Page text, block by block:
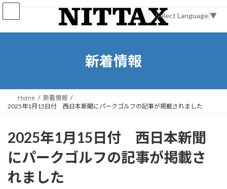
コ
ン
ナ
ー
新着情報
Home
新着情報
2025年1月15日付 西日本新聞にパークゴルフの記事が掲載されました
2025年1月15日付 西日本新聞
にパークゴルフの記事が掲載さ
れました
Select Language▼